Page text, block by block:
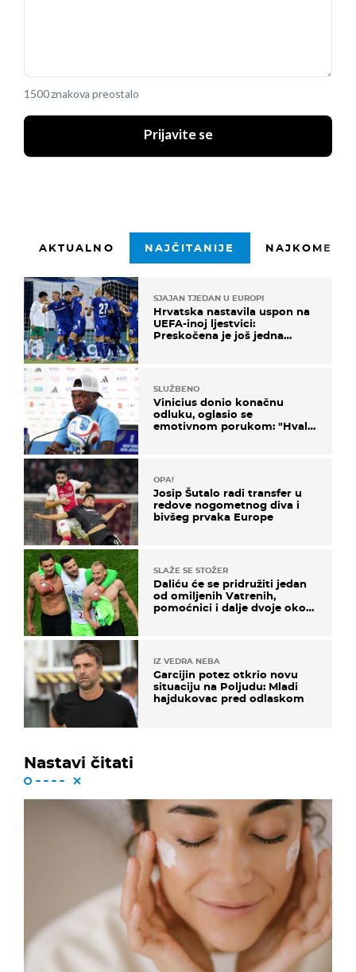
1500 znakova preostalo
Prijavite se
AKTUALNO NAJČITANIJE
SJAJAN TJEDAN U EUROPI
Hrvatska nastavila uspon na
UEFA-inoj ljestvici:
Preskočena je još jedna
SLUŽBENO
Vinicius donio konačnu
odluku, oglasio se
emotivnom porukom: "Hvala
OPA!
Josip Šutalo radi transfer u
redove nogometnog diva i
bivšeg prvaka Europe
SLAŽE SE STOŽER
Daliću će se pridružiti jedan
od omiljenih Vatrenih,
pomoćnici i dalje dvoje oko
IZ VEDRA NEBA
Garcijin potez otkrio novu
situaciju na Poljudu: Mladi
hajdukovac pred odlaskom
Nastavi čitati